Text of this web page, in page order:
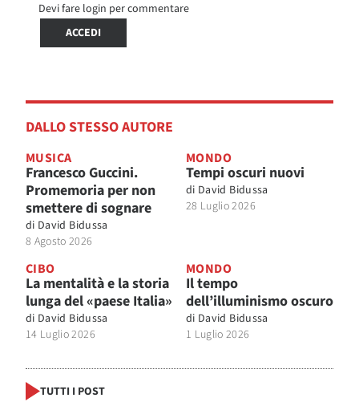
Devi fare login per commentare
ACCEDI
DALLO STESSO AUTORE
MUSICA
Francesco Guccini.
Promemoria per non
smettere di sognare
di David Bidussa
8 Agosto 2026
MONDO
Tempi oscuri nuovi
di David Bidussa
28 Luglio 2026
CIBO
La mentalità e la storia
lunga del «paese Italia»
di David Bidussa
14 Luglio 2026
MONDO
Il tempo
dell’illuminismo oscuro
di David Bidussa
1 Luglio 2026
TUTTI I POST